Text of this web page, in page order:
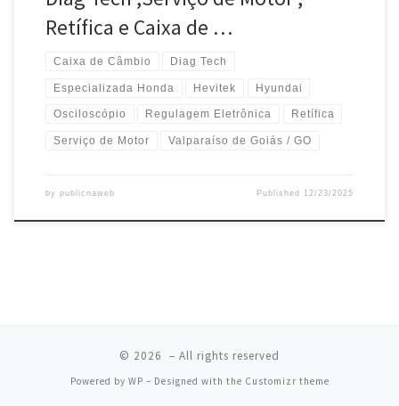
Retífica e Caixa de …
Caixa de Câmbio Diag Tech
Especializada Honda Hevitek Hyundai
Osciloscópio Regulagem Eletrônica Retífica
Serviço de Motor Valparaíso de Goiás / GO
by publicnaweb Published 12/23/2025
© 2026 – All rights reserved
Powered by WP – Designed with the Customizr theme